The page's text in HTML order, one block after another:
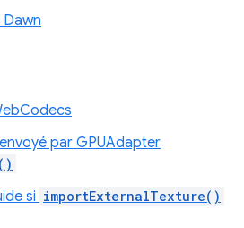
par GPUAdapter
si importExternalTexture()